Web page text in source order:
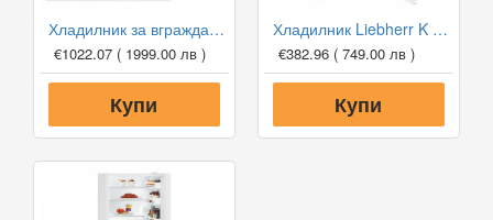
Хладилник за вграждане Liebherr UIKP 1554 Premium
€1022.07 ( 1999.00 лв )
Купи
Хладилник Liebherr K 230
€382.96 ( 749.00 лв )
Купи